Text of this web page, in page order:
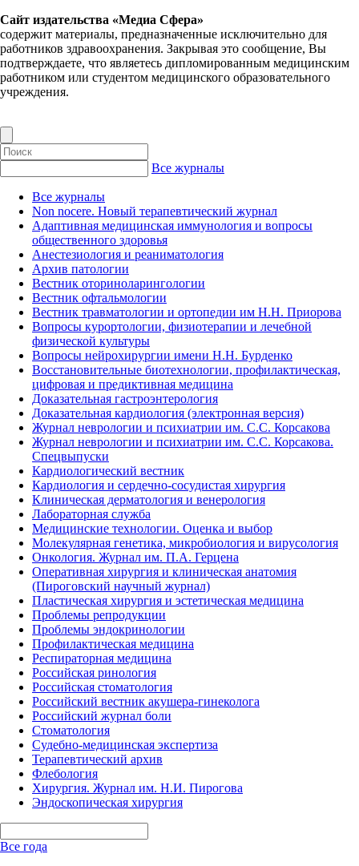
Сайт издательства «Медиа Сфера»
содержит материалы, предназначенные исключительно для
работников здравоохранения. Закрывая это сообщение, Вы
подтверждаете, что являетесь дипломированным медицинским
работником или студентом медицинского образовательного
учреждения.
Все журналы
Все журналы
Non nocere. Новый терапевтический журнал
Адаптивная медицинская иммунология и вопросы
общественного здоровья
Анестезиология и реаниматология
Архив патологии
Вестник оториноларингологии
Вестник офтальмологии
Вестник травматологии и ортопедии им Н.Н. Приорова
Вопросы курортологии, физиотерапии и лечебной
физической культуры
Вопросы нейрохирургии имени Н.Н. Бурденко
Восстановительные биотехнологии, профилактическая,
цифровая и предиктивная медицина
Доказательная гастроэнтерология
Доказательная кардиология (электронная версия)
Журнал неврологии и психиатрии им. С.С. Корсакова
Журнал неврологии и психиатрии им. С.С. Корсакова.
Спецвыпуски
Кардиологический вестник
Кардиология и сердечно-сосудистая хирургия
Клиническая дерматология и венерология
Лабораторная служба
Медицинские технологии. Оценка и выбор
Молекулярная генетика, микробиология и вирусология
Онкология. Журнал им. П.А. Герцена
Оперативная хирургия и клиническая анатомия
(Пироговский научный журнал)
Пластическая хирургия и эстетическая медицина
Проблемы репродукции
Проблемы эндокринологии
Профилактическая медицина
Респираторная медицина
Российская ринология
Российская стоматология
Российский вестник акушера-гинеколога
Российский журнал боли
Стоматология
Судебно-медицинская экспертиза
Терапевтический архив
Флебология
Хирургия. Журнал им. Н.И. Пирогова
Эндоскопическая хирургия
Все года